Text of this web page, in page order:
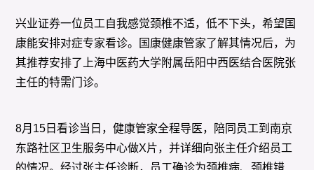
服务支持
关于我们
兴业证券一位员工自我感觉颈椎不适，低不下头，希望国
康能安排对症专家看诊。国康健康管家了解其情况后，为
其推荐安排了上海中医药大学附属岳阳中西医结合医院张
主任的特需门诊。
8月15日看诊当日，健康管家全程导医，陪同员工到南京
东路社区卫生服务中心做X片，并详细向张主任介绍员工
的情况。经过张主任诊断，员工确诊为颈椎病、颈椎错